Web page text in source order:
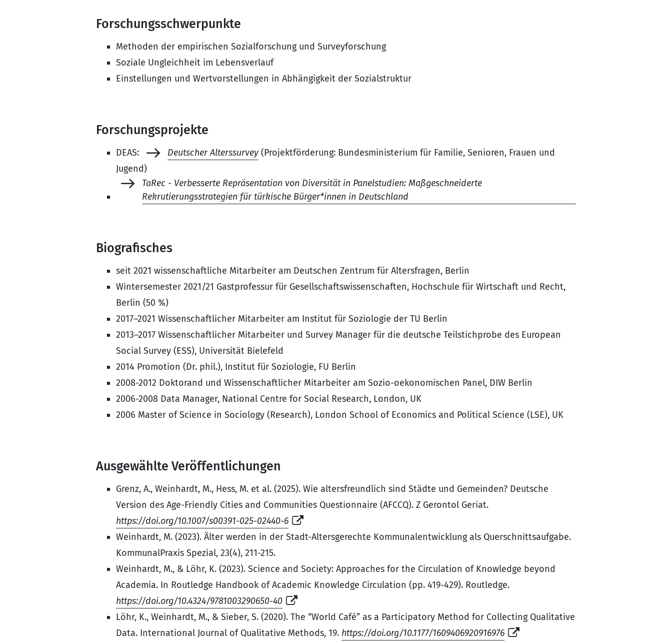
Forschungsschwerpunkte
Methoden der empirischen Sozialforschung und Surveyforschung
Soziale Ungleichheit im Lebensverlauf
Einstellungen und Wertvorstellungen in Abhängigkeit der Sozialstruktur
Forschungsprojekte
DEAS: Deutscher Alterssurvey (Projektförderung: Bundesministerium für Familie, Senioren, Frauen und
Jugend)
TaRec - Verbesserte Repräsentation von Diversität in Panelstudien: Maßgeschneiderte
Rekrutierungsstrategien für türkische Bürger*innen in Deutschland
Biografisches
seit 2021 wissenschaftliche Mitarbeiter am Deutschen Zentrum für Altersfragen, Berlin
Wintersemester 2021/21 Gastprofessur für Gesellschaftswissenschaften, Hochschule für Wirtschaft und Recht,
Berlin (50 %)
2017–2021 Wissenschaftlicher Mitarbeiter am Institut für Soziologie der TU Berlin
2013–2017 Wissenschaftlicher Mitarbeiter und Survey Manager für die deutsche Teilstichprobe des European
Social Survey (ESS), Universität Bielefeld
2014 Promotion (Dr. phil.), Institut für Soziologie, FU Berlin
2008-2012 Doktorand und Wissenschaftlicher Mitarbeiter am Sozio-oekonomischen Panel, DIW Berlin
2006-2008 Data Manager, National Centre for Social Research, London, UK
2006 Master of Science in Sociology (Research), London School of Economics and Political Science (LSE), UK
Ausgewählte Veröffentlichungen
Grenz, A., Weinhardt, M., Hess, M. et al. (2025). Wie altersfreundlich sind Städte und Gemeinden? Deutsche
Version des Age-Friendly Cities and Communities Questionnaire (AFCCQ). Z Gerontol Geriat.
https://doi.org/10.1007/s00391-025-02440-6
Weinhardt, M. (2023). Älter werden in der Stadt-Altersgerechte Kommunalentwicklung als Querschnittsaufgabe.
KommunalPraxis Spezial, 23(4), 211-215.
Weinhardt, M., & Löhr, K. (2023). Science and Society: Approaches for the Circulation of Knowledge beyond
Academia. In Routledge Handbook of Academic Knowledge Circulation (pp. 419-429). Routledge.
https://doi.org/10.4324/9781003290650-40
Löhr, K., Weinhardt, M., & Sieber, S. (2020). The “World Café” as a Participatory Method for Collecting Qualitative
Data. International Journal of Qualitative Methods, 19. https://doi.org/10.1177/1609406920916976